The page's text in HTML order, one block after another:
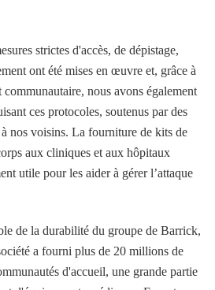
strictes d'accès, de dépistage,
ont été mises en œuvre et, grâce à
nous avons également
ces protocoles, soutenus par des
nos voisins. La fourniture de kits de
aux cliniques et aux hôpitaux
utile pour les aider à gérer l’attaque
de la durabilité du groupe de Barrick,
a fourni plus de 20 millions de
d'accueil, une grande partie